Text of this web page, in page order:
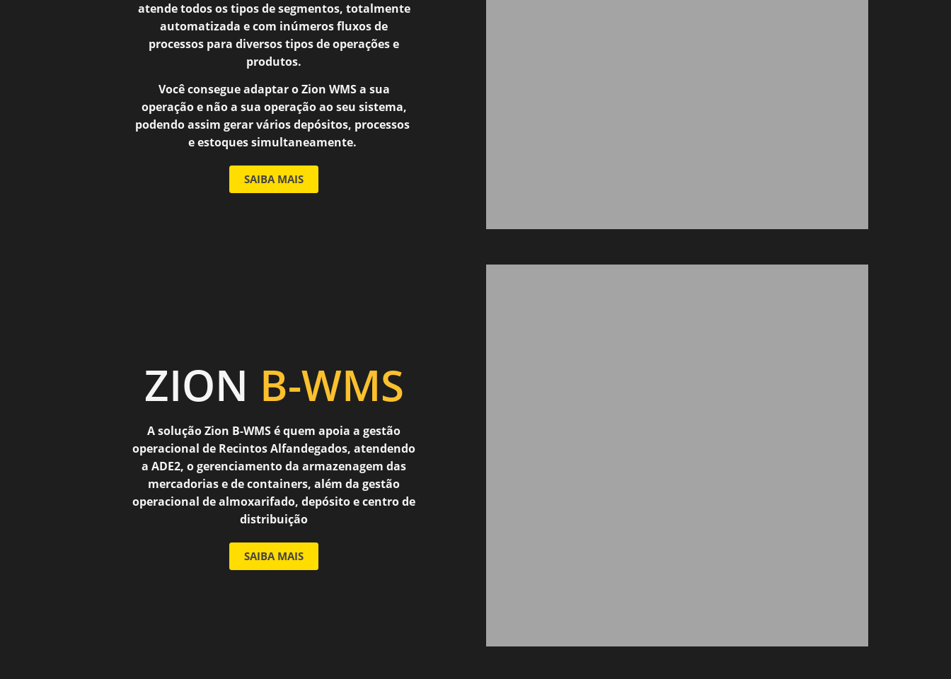
atende todos os tipos de segmentos, totalmente
automatizada e com inúmeros fluxos de
processos para diversos tipos de operações e
produtos.
Vocêconsegue adaptar o Zion WMS a sua
operação e não a sua operação ao seu sistema,
podendo assim gerar vários depósitos, processos
e estoques simultaneamente.
SAIBA MAIS
ZION B-WMS
A solução Zion B-WMS é quem apoia a gestão
operacional de Recintos Alfandegados, atendendo
a ADE2, o gerenciamento da armazenagem das
mercadorias e de containers, além da gestão
operacional de almoxarifado, depósito e centro de
distribuição
SAIBA MAIS